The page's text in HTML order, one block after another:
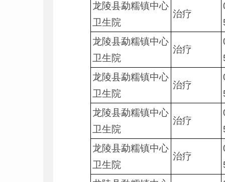
龙陵县勐糯镇中心
卫生院
治疗
龙陵县勐糯镇中心
卫生院
治疗
龙陵县勐糯镇中心
卫生院
治疗
龙陵县勐糯镇中心
卫生院
治疗
龙陵县勐糯镇中心
卫生院
治疗